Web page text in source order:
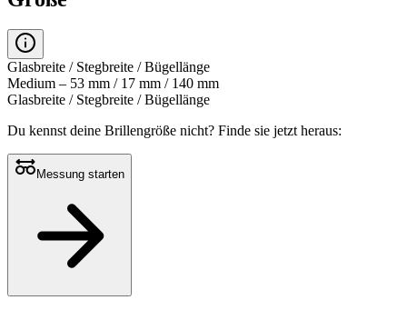
Glasbreite / Stegbreite / Bügellänge
Medium – 53 mm / 17 mm / 140 mm
Glasbreite / Stegbreite / Bügellänge
Du kennst deine Brillengröße nicht? Finde sie jetzt heraus:
Messung starten